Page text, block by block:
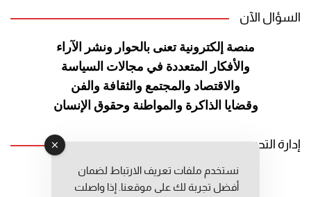
السؤال الآن
منصة إلكترونية تعنى بالحوار ونشر الآراء
والأفكار المتعددة في مجالات السياسة
والاقتصاد والمجتمع والثقافة والفن
وقضايا الذاكرة والمواطنة وحقوق الإنسان
إدارة التحرير
رئيس التحرير: عبد الرحيم التوراني
نستخدم ملفات تعريف الارتباط لضمان
أفضل تجربة لك على موقعنا. إذا واصلت